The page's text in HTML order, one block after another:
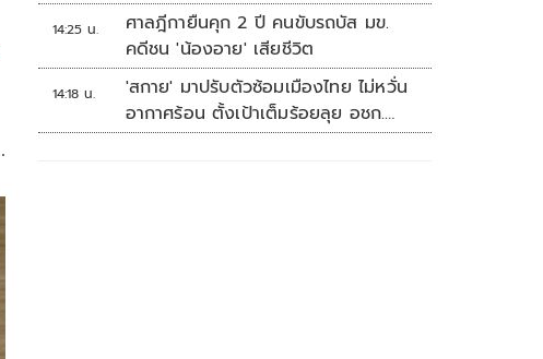
14:25 น.
ศาลฎีกายืนคุก 2 ปี คนขับรถบัส มข.
คดีชน 'น้องอาย' เสียชีวิต
14:18 น.
'สกาย' มาปรับตัวซ้อมเมืองไทย ไม่หวั่น
อากาศร้อน ตั้งเป้าเต็มร้อยลุย อชก.
2026